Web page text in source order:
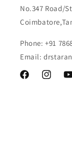
No.347 Road/
Phone: +91
Email:
Facebook